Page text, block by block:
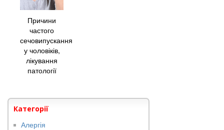
Причини
частого
сечовипускання
у чоловіків,
лікування
патології
Категорії
Алергія